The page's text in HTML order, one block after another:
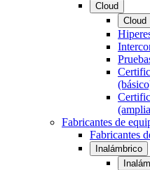
Cloud
Cloud
Fabricantes de
Fabricantes
Inalámbrico